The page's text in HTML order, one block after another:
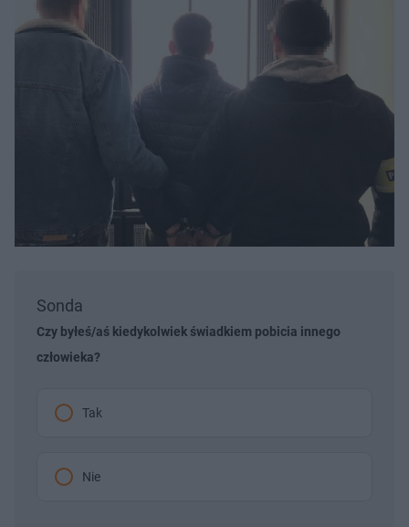
Sonda
Czy byłeś/aś kiedykolwiek świadkiem pobicia innego
człowieka?
Tak
Nie